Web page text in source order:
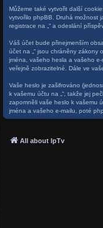
Můžeme také vytvořit další
vytvořilo phpBB. Druhá možnost
registrace na „“ a odeslání
Váš účet bude přinejmenším
účet na „“ jsou chráněny
jména, vašeho hesla a vašeho
veřejně zobrazitelné. Dále ve
Vaše heslo je zašifrováno
k vašemu účtu na „“, takže jej
zapomněli vaše heslo k vašemu
jména a vašeho e-mailu, poté
All about IpTv